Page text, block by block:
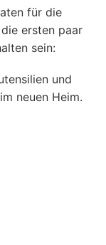
für die
ersten paar
sein:
und
neuen Heim.